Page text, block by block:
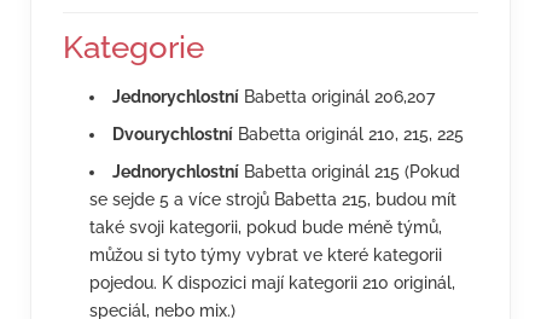
Kategorie
Jednorychlostní Babetta originál 206,207
Dvourychlostní Babetta originál 210, 215, 225
Jednorychlostní Babetta originál 215 (Pokud
se sejde 5 a více strojů Babetta 215, budou mít
také svoji kategorii, pokud bude méně týmů,
můžou si tyto týmy vybrat ve které kategorii
pojedou. K dispozici mají kategorii 210 originál,
speciál, nebo mix.)